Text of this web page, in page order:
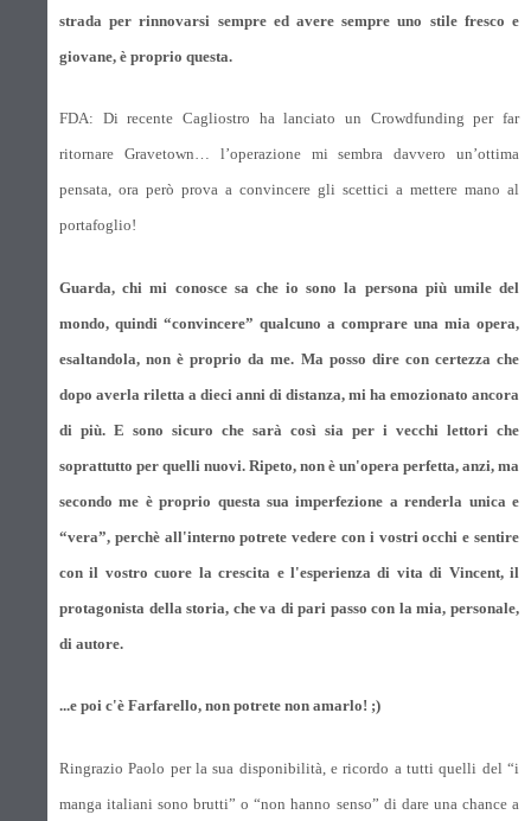
strada per rinnovarsi sempre ed avere sempre uno stile fresco e
giovane, è proprio questa.
FDA: Di recente Cagliostro ha lanciato un Crowdfunding per far
ritornare Gravetown… l’operazione mi sembra davvero un’ottima
pensata, ora però prova a convincere gli scettici a mettere mano al
portafoglio!
Guarda, chi mi conosce sa che io sono la persona più umile del
mondo, quindi “convincere” qualcuno a comprare una mia opera,
esaltandola, non è proprio da me. Ma posso dire con certezza che
dopo averla riletta a dieci anni di distanza, mi ha emozionato ancora
di più. E sono sicuro che sarà così sia per i vecchi lettori che
soprattutto per quelli nuovi. Ripeto, non è un'opera perfetta, anzi, ma
secondo me è proprio questa sua imperfezione a renderla unica e
“vera”, perchè all'interno potrete vedere con i vostri occhi e sentire
con il vostro cuore la crescita e l'esperienza di vita di Vincent, il
protagonista della storia, che va di pari passo con la mia, personale,
di autore.
...e poi c'è Farfarello, non potrete non amarlo! ;)
Ringrazio Paolo per la sua disponibilità, e ricordo a tutti quelli del “i
manga italiani sono brutti” o “non hanno senso” di dare una chance a